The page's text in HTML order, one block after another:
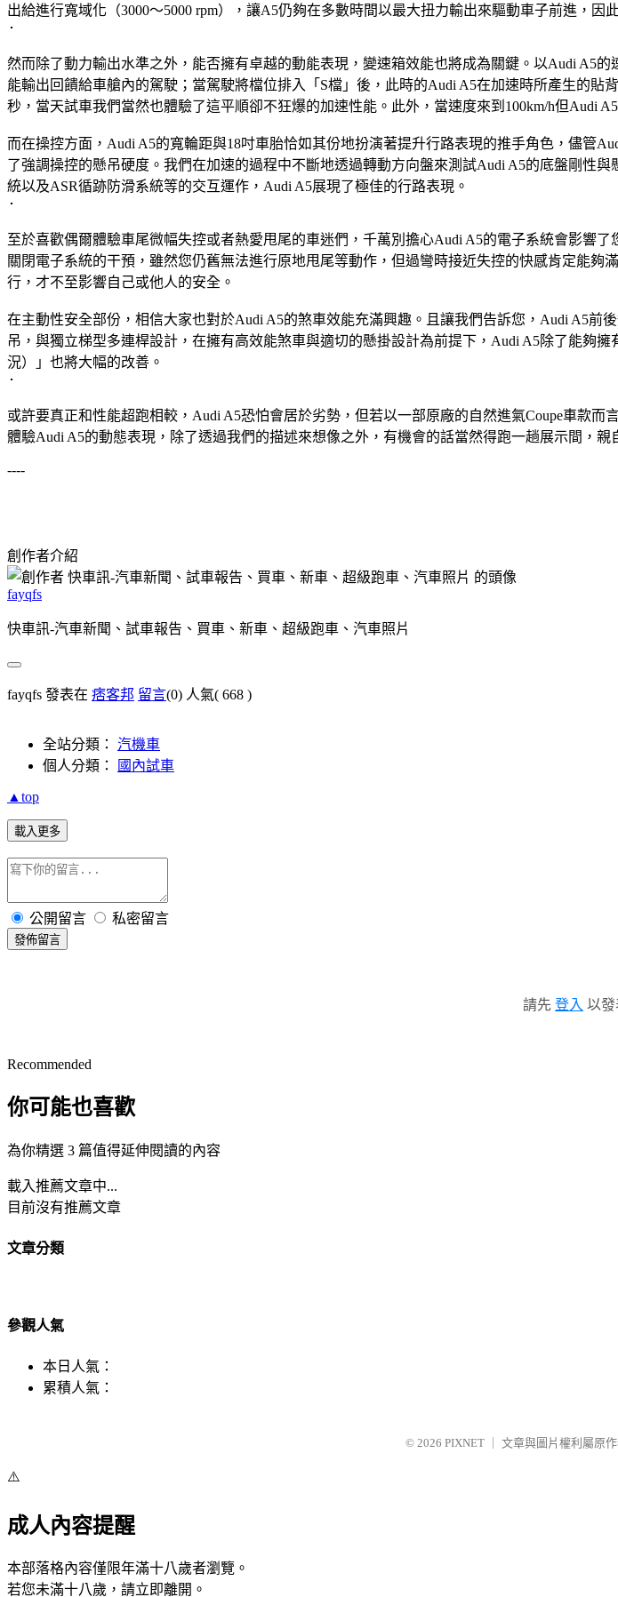
出給進行寬域化（3000～5000 rpm），讓A5仍夠在多數時間以最大扭力輸出來驅動車子前進，因
然而除了動力輸出水準之外，能否擁有卓越的動能表現，變速箱效能也將成為關鍵。以Audi A5
能輸出回饋給車艙內的駕駛；當駕駛將檔位排入「S檔」後，此時的Audi A5在加速時所產生的貼
秒，當天試車我們當然也體驗了這平順卻不狂爆的加速性能。此外，當速度來到100km/h但Audi
而在操控方面，Audi A5的寬輪距與18吋車胎恰如其份地扮演著提升行路表現的推手角色，儘管
了強調操控的懸吊硬度。我們在加速的過程中不斷地透過轉動方向盤來測試Audi A5的底盤剛性
統以及ASR循跡防滑系統等的交互運作，Audi A5展現了極佳的行路表現。
至於喜歡偶爾體驗車尾微幅失控或者熱愛甩尾的車迷們，千萬別擔心Audi A5的電子系統會影響
關閉電子系統的干預，雖然您仍舊無法進行原地甩尾等動作，但過彎時接近失控的快感肯定能
行，才不至影響自己或他人的安全。
在主動性安全部份，相信大家也對於Audi A5的煞車效能充滿興趣。且讓我們告訴您，Audi A5
吊，與獨立梯型多連桿設計，在擁有高效能煞車與適切的懸掛設計為前提下，Audi A5除了能夠
況）」也將大幅的改善。
或許要真正和性能超跑相較，Audi A5恐怕會居於劣勢，但若以一部原廠的自然進氣Coupe車款而
體驗Audi A5的動態表現，除了透過我們的描述來想像之外，有機會的話當然得跑一趟展示間，親
----
創作者介紹
fayqfs
快車訊-汽車新聞、試車報告、買車、新車、超級跑車、汽車照片
fayqfs 發表在 痞客邦 留言(0) 人氣( 668 )
全站分類： 汽機車
個人分類：
國內試車
▲top
載入更多
公開留言 私密留言
發佈留言
請先 登入 以發
Recommended
你可能也喜歡
為你精選 3 篇值得延伸閱讀的內容
載入推薦文章中...
目前沒有推薦文章
文章分類
參觀人氣
本日人氣：
累積人氣：
© 2026 PIXNET 文章與圖片權利屬原
⚠️
成人內容提醒
本部落格內容僅限年滿十八歲者瀏覽。
若您未滿十八歲，請立即離開。